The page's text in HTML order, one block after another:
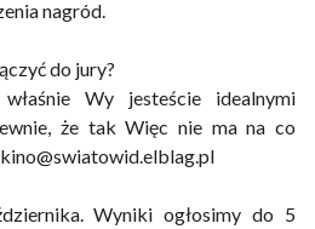
nagród.
do jury?
Wy jesteście idealnymi
że tak Więc nie ma na co
Wyniki ogłosimy do 5